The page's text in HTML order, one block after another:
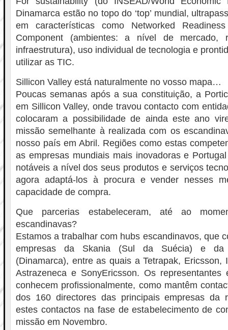
Dinamarca estão no topo do ‘top’ mundial,
em características como Networked
Component (ambientes: a nível de mercado,
infraestrutura), uso individual de tecnologia e
utilizar as TIC.
Sillicon Valley está naturalmente no vosso mapa…
Poucas semanas após a sua constituição, a
em Sillicon Valley, onde travou contacto com
colocaram a possibilidade de ainda este ano
missão semelhante à realizada com os
nosso país em Abril. Regiões como estas
as empresas mundiais mais inovadoras e
notáveis a nível dos seus produtos e serviços
agora adaptá-los à procura e vender nesses
capacidade de compra.
Que parcerias estabeleceram, até ao
escandinavas?
Estamos a trabalhar com hubs escandinavos, que
empresas da Skania (Sul da Suécia) e da
(Dinamarca), entre as quais a Tetrapak, Ericsson,
Astrazeneca e SonyEricsson. Os representantes
conhecem profissionalmente, como mantêm
dos 160 directores das principais empresas da
estes contactos na fase de estabelecimento de
missão em Novembro.